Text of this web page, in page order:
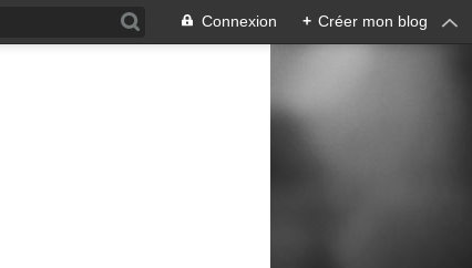
Connexion + Créer mon blog